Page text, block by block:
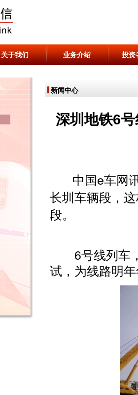
关于我们 业务介绍 投资
新闻中心
深圳地铁6
中国e车网
长圳车辆段，
段。
6号线列车，
试，为线路明